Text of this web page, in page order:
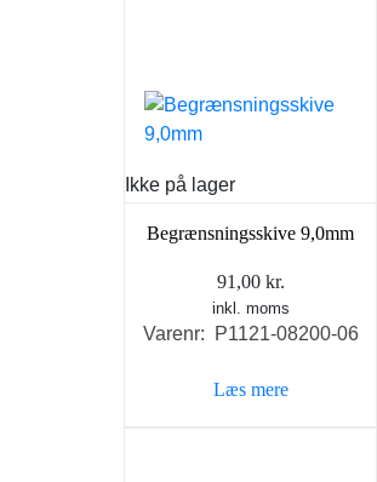
Ikke på lager
Begrænsningsskive 9,0mm
91,00 kr.
inkl. moms
Varenr: P1121-08200-06
Læs mere